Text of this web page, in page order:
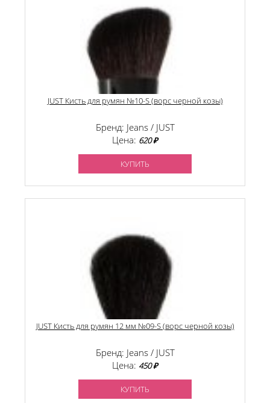
JUST Кисть для румян №10-S (ворс черной козы)
Бренд: Jeans / JUST
Цена: 620 ₽
КУПИТЬ
JUST Кисть для румян 12 мм №09-S (ворс черной козы)
Бренд: Jeans / JUST
Цена: 450 ₽
КУПИТЬ